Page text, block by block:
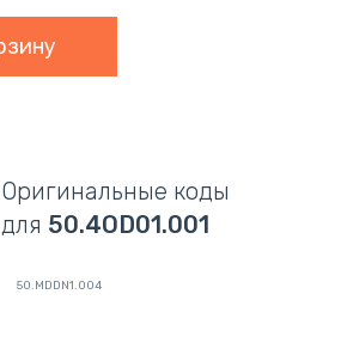
Оригинальные коды
для 50.4OD01.001
50.MDDN1.004